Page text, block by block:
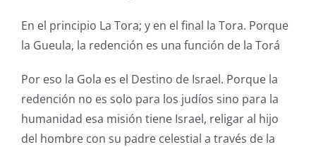
En el principio La Tora; y en el final la Tora. Porque
la Gueula, la redención es una función de la Torá
Por eso la Gola es el Destino de Israel. Porque la
redención no es solo para los judíos sino para la
humanidad esa misión tiene Israel, religar al hijo
del hombre con su padre celestial a través de la